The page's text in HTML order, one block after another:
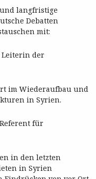
langfristige
Debatten
mit:
Leiterin der
im Wiederaufbau und
in Syrien.
für
in den letzten
in Syrien